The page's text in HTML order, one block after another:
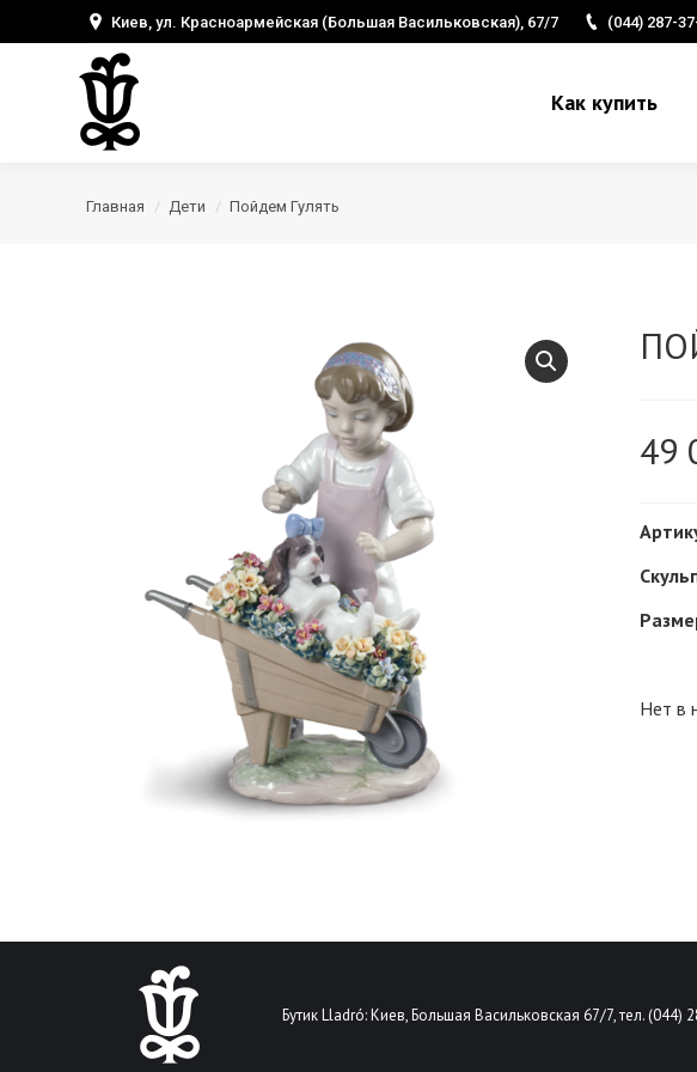
Киев, ул. Красноармейская (Большая Васильковская), 67/7 (044) 287-
Как купить
Главная Дети Пойдем Гулять
49
Нет в
Бутик Lladró: Киев, Большая Васильковская 67/7, тел. (044)